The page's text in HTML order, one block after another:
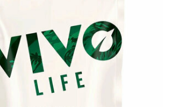
DESSERT GLACÉ, SANS LE SUCRE EN